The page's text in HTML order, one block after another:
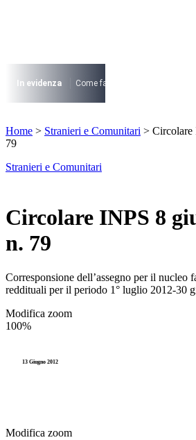
I più cercati
Lorem ipsum dolor sit amet
In evidenza Come fare per …
Lorem ipsum dolor sit amet consectetur
Home > Stranieri e Comunitari > Circolare
79
Stranieri e Comunitari
Circolare INPS 8
n. 79
Corresponsione dell’assegno per il
reddituali per il periodo 1° luglio 2012-30
Modifica zoom
100%
13 Giugno 2012
Modifica zoom